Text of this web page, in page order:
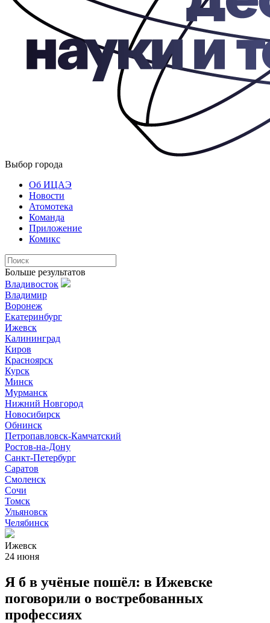
Выбор города
Об ИЦАЭ
Новости
Атомотека
Команда
Приложение
Комикс
Больше результатов
Владивосток
Владимир
Воронеж
Екатеринбург
Ижевск
Калининград
Киров
Красноярск
Курск
Минск
Мурманск
Нижний Новгород
Новосибирск
Обнинск
Петропавловск-Камчатский
Ростов-на-Дону
Санкт-Петербург
Саратов
Смоленск
Сочи
Томск
Ульяновск
Челябинск
Ижевск
24 июня
Я б в учёные пошёл: в Ижевске
поговорили о востребованных
профессиях